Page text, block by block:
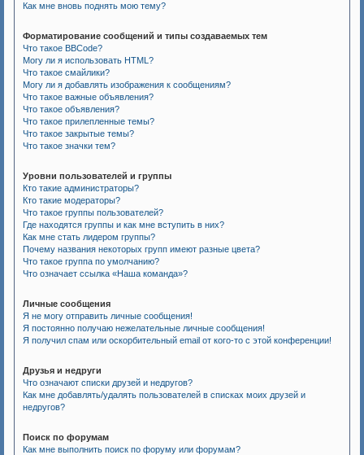
Как мне вновь поднять мою тему?
Форматирование сообщений и типы создаваемых тем
Что такое BBCode?
Могу ли я использовать HTML?
Что такое смайлики?
Могу ли я добавлять изображения к сообщениям?
Что такое важные объявления?
Что такое объявления?
Что такое прилепленные темы?
Что такое закрытые темы?
Что такое значки тем?
Уровни пользователей и группы
Кто такие администраторы?
Кто такие модераторы?
Что такое группы пользователей?
Где находятся группы и как мне вступить в них?
Как мне стать лидером группы?
Почему названия некоторых групп имеют разные цвета?
Что такое группа по умолчанию?
Что означает ссылка «Наша команда»?
Личные сообщения
Я не могу отправить личные сообщения!
Я постоянно получаю нежелательные личные сообщения!
Я получил спам или оскорбительный email от кого-то с этой конференции!
Друзья и недруги
Что означают списки друзей и недругов?
Как мне добавлять/удалять пользователей в списках моих друзей и
недругов?
Поиск по форумам
Как мне выполнить поиск по форуму или форумам?